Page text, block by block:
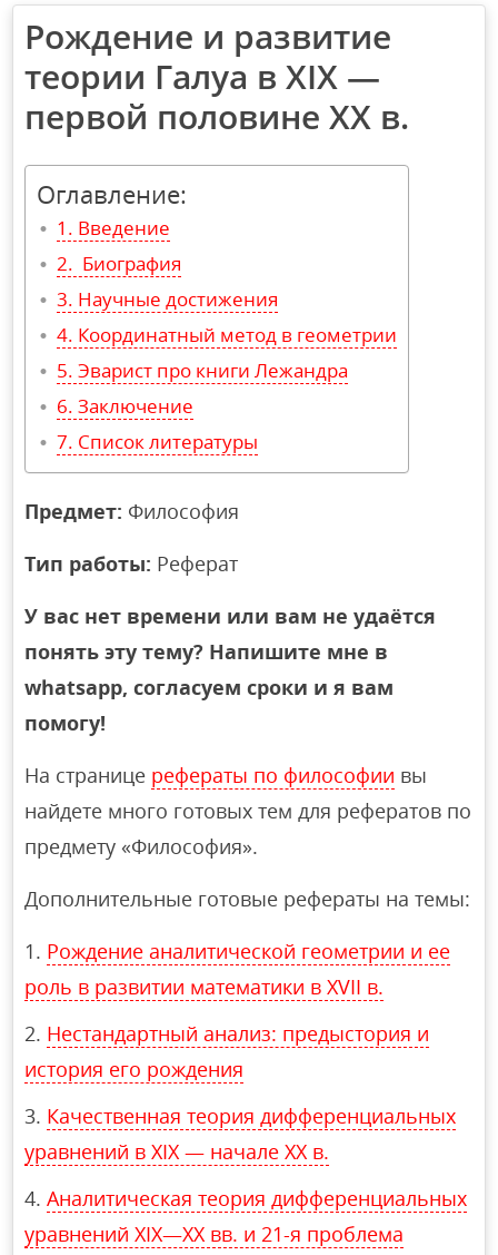
Рождение и развитие
теории Галуа в XIX —
первой половине XX в.
Оглавление:
Введение
Биография
Научные достижения
Координатный метод в геометрии
Эварист про книги Лежандра
Заключение
Список литературы
Предмет: Философия
Тип работы: Реферат
У вас нет времени или вам не удаётся
понять эту тему? Напишите мне в
whatsapp, согласуем сроки и я вам
помогу!
На странице рефераты по философии вы
найдете много готовых тем для рефератов по
предмету «Философия».
Дополнительные готовые рефераты на темы:
Рождение аналитической геометрии и ее
роль в развитии математики в XVII в.
Нестандартный анализ: предыстория и
история его рождения
Качественная теория дифференциальных
уравнений в XIX — начале XX в.
Аналитическая теория дифференциальных
уравнений XIX—XX вв. и 21-я проблема